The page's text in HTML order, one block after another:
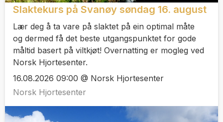
Slaktekurs på Svanøy søndag 16. august
Lær deg å ta vare på slaktet på ein optimal måte
og dermed få det beste utgangspunktet for gode
måltid basert på viltkjøt! Overnatting er mogleg ved
Norsk Hjortesenter.
16.08.2026 09:00 @ Norsk Hjortesenter
Norsk Hjortesenter